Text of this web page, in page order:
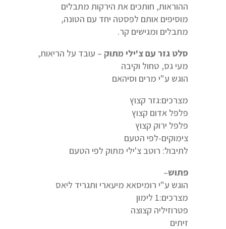
ההוראות, חותכים את הירקות מתבלים
מוסיפים אותם לפסטה יחד עם הטונה,
מתבלים ומגישים קר.
סלט גזר עם צ'ילי מתוק – עובד על הריאות,
מעי גס, טחול וקיבה
הוגש ע"י מרים וסיהאם
מצרכים:גזר קצוץ
פלפל אדום קצוץ
פלפל ירוק קצוץ
צימוקים-לפי הטעם
לתיבול: רוטב צ'ילי מתוק לפי הטעם
פתוש–
הוגש ע"י רומיסאא מיעארי ותגריד ליאס
מצרכים:1 לימון
פטרוזיליה קצוצה
זיתים